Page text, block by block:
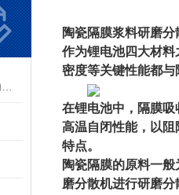
陶瓷隔膜浆料研磨分
作为锂电池四大材
密度等关键性能都
在锂电池中，隔膜
高温自闭性能，以
特点。
陶瓷隔膜的原料一
磨分散机进行研磨